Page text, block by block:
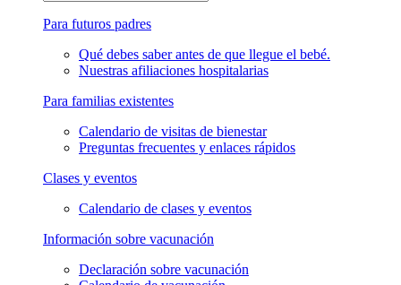
Para futuros padres
Qué debes saber antes de que llegue el bebé.
Nuestras afiliaciones hospitalarias
Para familias existentes
Calendario de visitas de bienestar
Preguntas frecuentes y enlaces rápidos
Clases y eventos
Calendario de clases y eventos
Información sobre vacunación
Declaración sobre vacunación